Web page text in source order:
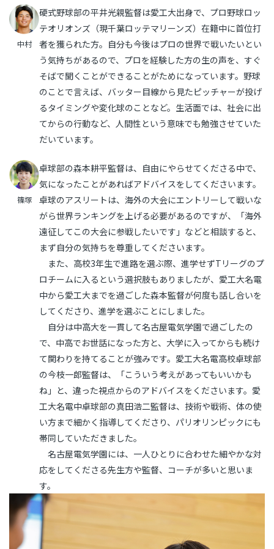
中村
硬式野球部の平井光親監督は愛工大出身で、プロ野球ロッ
テオリオンズ（現千葉ロッテマリーンズ）在籍中に首位打
者を獲られた方。自分も今後はプロの世界で戦いたいとい
う気持ちがあるので、プロを経験した方の生の声を、すぐ
そばで聞くことができることがためになっています。野球
のことで言えば、バッター目線から見たピッチャーが投げ
るタイミングや変化球のことなど。生活面では、社会に出
てからの行動など、人間性という意味でも勉強させていた
だいています。
篠塚
卓球部の森本耕平監督は、自由にやらせてくださる中で、
気になったことがあればアドバイスをしてくださいます。
卓球のアスリートは、海外の大会にエントリーして戦いな
がら世界ランキングを上げる必要があるのですが、「海外
遠征してこの大会に参戦したいです」などと相談すると、
まず自分の気持ちを尊重してくださいます。
また、高校3年生で進路を選ぶ際、進学せずTリーグのプ
ロチームに入るという選択肢もありましたが、愛工大名電
中から愛工大までを過ごした森本監督が何度も話し合いを
してくださり、進学を選ぶことにしました。
自分は中高大を一貫して名古屋電気学園で過ごしたの
で、中高でお世話になった方と、大学に入ってからも続け
て関わりを持てることが強みです。愛工大名電高校卓球部
の今枝一郎監督は、「こういう考えがあってもいいかも
ね」と、違った視点からのアドバイスをくださいます。愛
工大名電中卓球部の真田浩二監督は、技術や戦術、体の使
い方まで細かく指導してくださり、パリオリンピックにも
帯同していただきました。
名古屋電気学園には、一人ひとりに合わせた細やかな対
応をしてくださる先生方や監督、コーチが多いと思いま
す。